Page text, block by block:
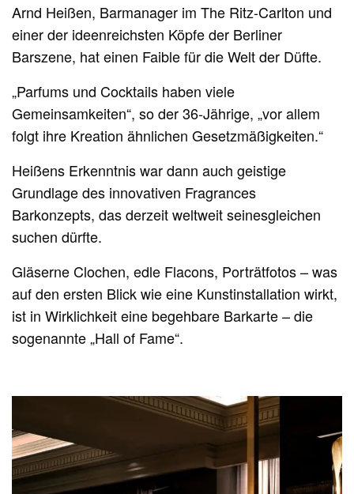
Arnd Heißen, Barmanager im The Ritz-Carlton und
einer der ideenreichsten Köpfe der Berliner
Barszene, hat einen Faible für die Welt der Düfte.
„Parfums und Cocktails haben viele
Gemeinsamkeiten“, so der 36-Jährige, „vor allem
folgt ihre Kreation ähnlichen Gesetzmäßigkeiten.“
Heißens Erkenntnis war dann auch geistige
Grundlage des innovativen Fragrances
Barkonzepts, das derzeit weltweit seinesgleichen
suchen dürfte.
Gläserne Clochen, edle Flacons, Porträtfotos – was
auf den ersten Blick wie eine Kunstinstallation wirkt,
ist in Wirklichkeit eine begehbare Barkarte – die
sogenannte „Hall of Fame“.